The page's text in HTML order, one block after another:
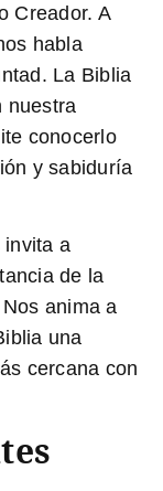
Creador. A
habla
La Biblia
nuestra
conocerlo
y sabiduría
invita a
de la
anima a
una
cercana con